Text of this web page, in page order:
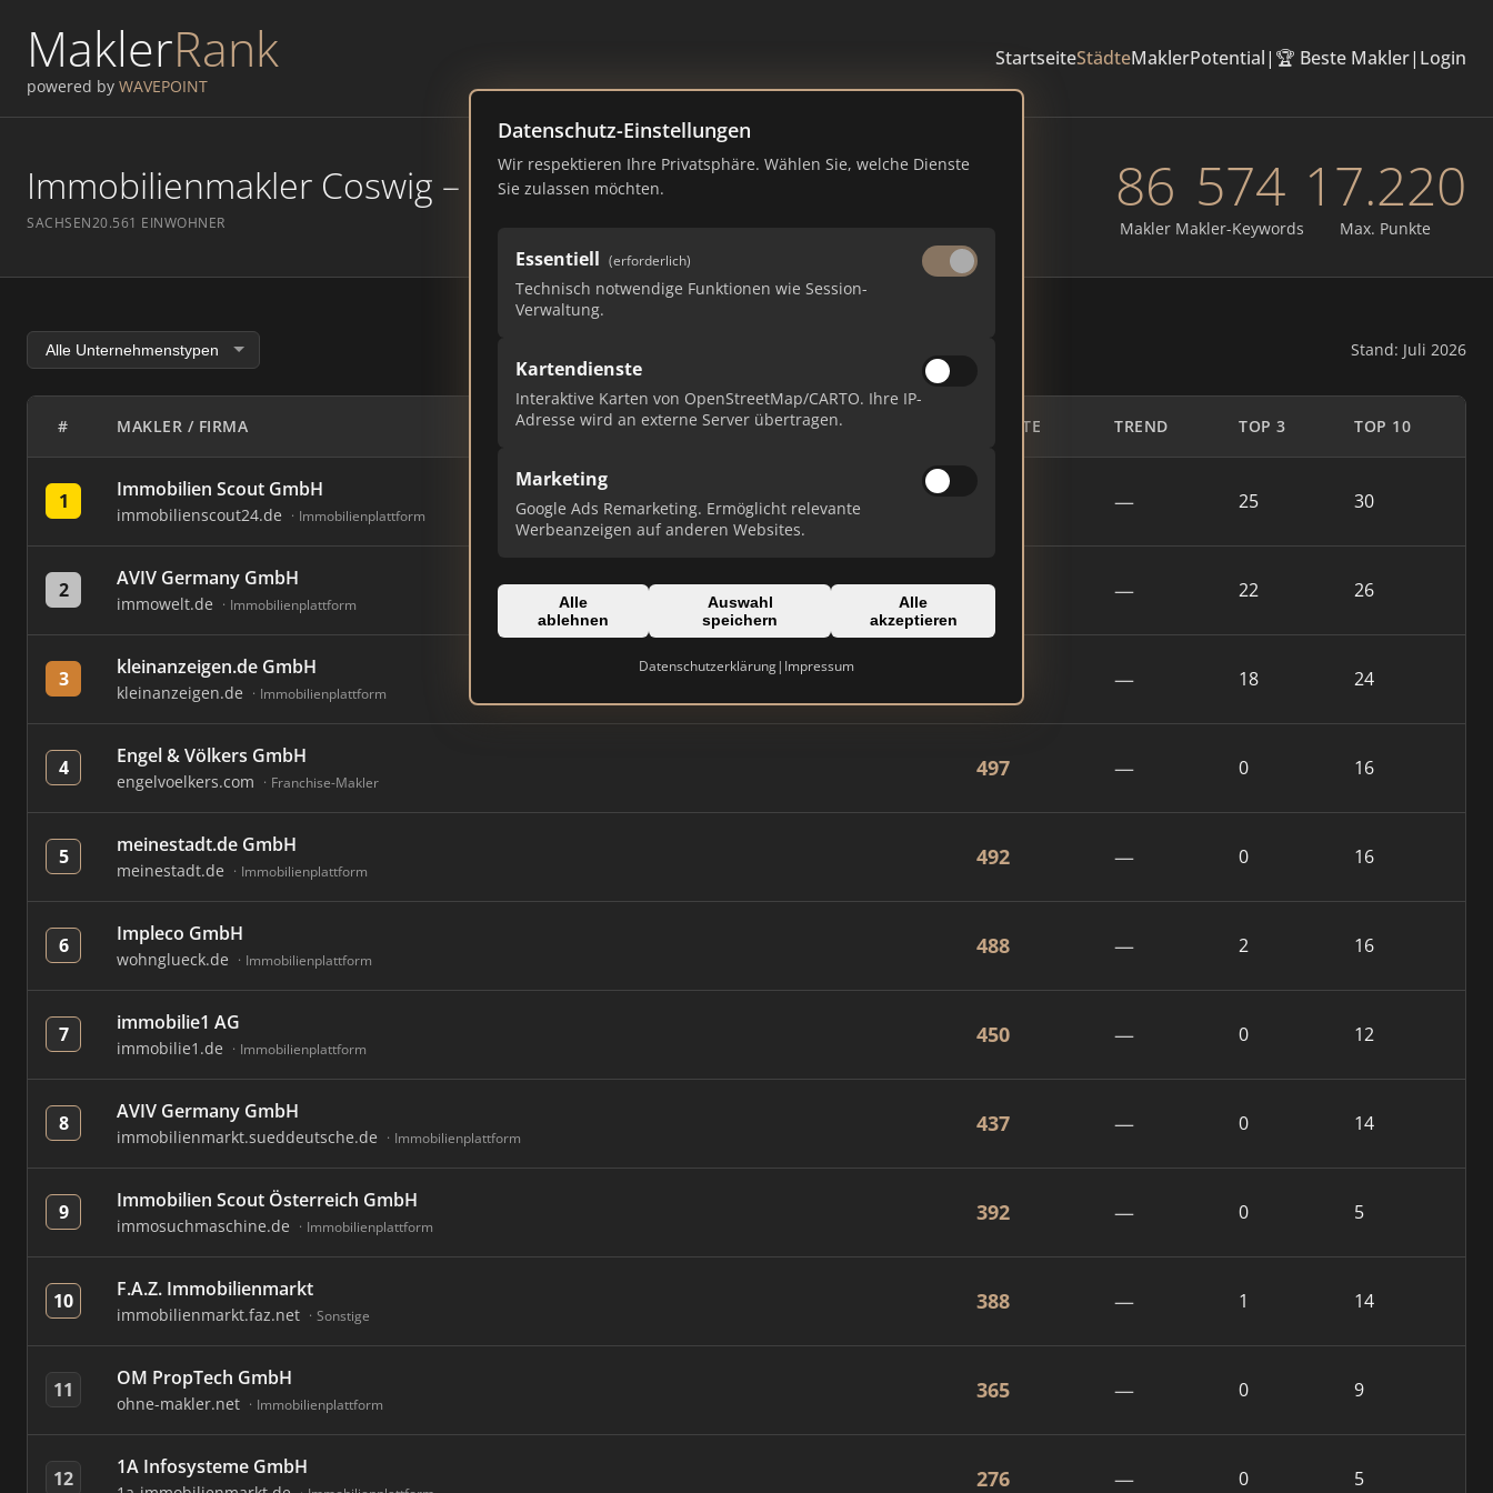
MaklerRank
powered by WAVEPOINT
StartseiteStädteMaklerPotential| 🏆 Beste Makler| Login
Datenschutz-Einstellungen
Wir respektieren Ihre Privatsphäre. Wählen Sie, welche Dienste
Sie zulassen möchten.
Essentiell (erforderlich)
Technisch notwendige Funktionen wie Session-
Verwaltung.
Kartendienste
Interaktive Karten von OpenStreetMap/CARTO. Ihre IP-
Adresse wird an externe Server übertragen.
Marketing
Google Ads Remarketing. Ermöglicht relevante
Werbeanzeigen auf anderen Websites.
Alle
ablehnen
Auswahl
speichern
Alle
akzeptieren
Datenschutzerklärung| Impressum
Immobilienmakler Coswig – Ranking Juli 2026
SACHSEN20.561 EINWOHNER
86
Makler
574
Makler-Keywords
17.220
Max. Punkte
Stand: Juli 2026
# MAKLER / FIRMA PUNKTE TREND TOP 3 TOP 10
1 Immobilien Scout GmbH
immobilienscout24.de Immobilienplattform
— 25 30
2 AVIV Germany GmbH
immowelt.de Immobilienplattform
742 — 22 26
3 kleinanzeigen.de GmbH
kleinanzeigen.de Immobilienplattform
— 18 24
4 Engel & Völkers GmbH
engelvoelkers.com Franchise-Makler
497 — 0 16
5 meinestadt.de GmbH
meinestadt.de Immobilienplattform
492 — 0 16
6 Impleco GmbH
wohnglueck.de Immobilienplattform
488 — 2 16
7 immobilie1 AG
immobilie1.de Immobilienplattform
450 — 0 12
8 AVIV Germany GmbH
immobilienmarkt.sueddeutsche.de Immobilienplattform
437 — 0 14
9 Immobilien Scout Österreich GmbH
immosuchmaschine.de Immobilienplattform
392 — 0 5
10 F.A.Z. Immobilienmarkt
immobilienmarkt.faz.net Sonstige
388 — 1 14
11 OM PropTech GmbH
ohne-makler.net Immobilienplattform
365 — 0 9
12 1A Infosysteme GmbH 276 — 0 5